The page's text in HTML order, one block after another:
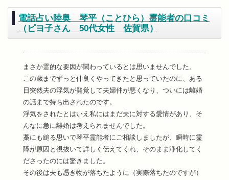
電話占い陸奥 琴平（ことひら）霊能者の口コミ
（ピヨ子さん 50代女性 佐賀県）
まさか霊的な要因が関わっているとは思いませんでした。
この歳までずっと仲良くやってきたと思っていたのに、ある
日突然夫の浮気が発覚して夫婦仲が悪くなり、ついには離婚
の話まで持ち出されたのです。
浮気をされたとはいえ私にはまだ夫に対する愛情があり、そ
んなに急に離婚は考えられませんでした。
藁にも縋る思いで琴平霊能者にご相談しましたが、瞬時に霊
障が原因と視抜いて詳しく伝えてくれ、そのまま浄化してく
ださったのには驚きました。
その後は夫も憑き物が落ちたように（実際落ちたのですが）